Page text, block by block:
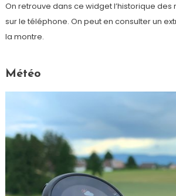
On retrouve dans ce widget l’historique
sur le téléphone. On peut en consulter un
la montre.
Météo